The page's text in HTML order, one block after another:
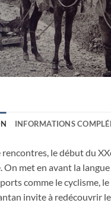
INFORMATIONS
rencontres, le début du
On met en avant la
comme le cyclisme,
invite à redécouvrir